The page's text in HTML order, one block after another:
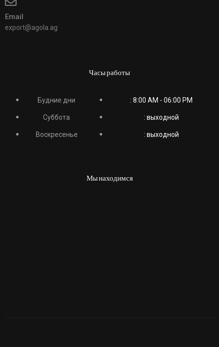
Email
export@agola.ag
Часы работы
Будние дни
Суббота
Воскресенье
: 8:00 AM - 06:00 PM
: выходной
: выходной
Мы находимся